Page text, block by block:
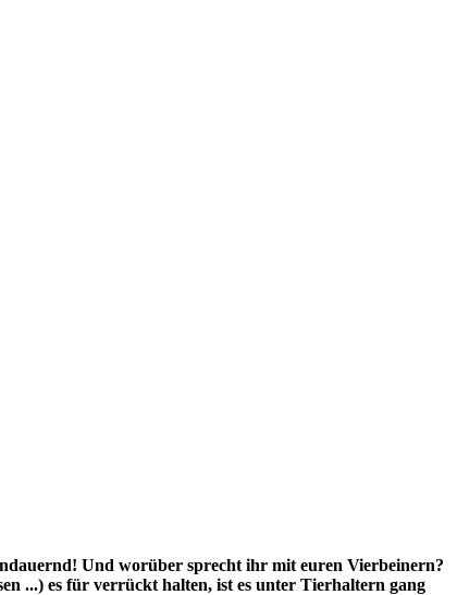
Und worüber sprecht ihr mit euren Vierbeinern?
...) es für verrückt halten, ist es unter Tierhaltern gang